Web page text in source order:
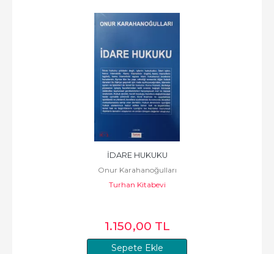
Sepete Ekle
İDARE HUKUKU
Onur Karahanoğulları
Turhan Kitabevi
1.150,00 TL